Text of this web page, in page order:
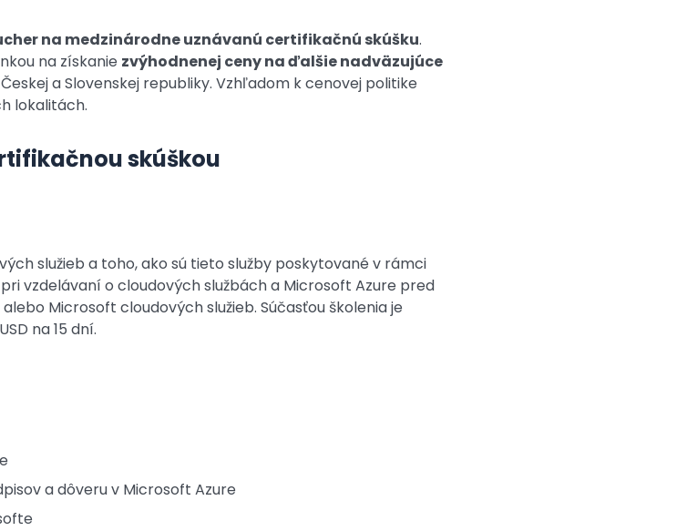
na medzinárodne uznávanú certifikačnú skúšku.
na získanie zvýhodnenej ceny na ďalšie nadväzujúce
a Slovenskej republiky. Vzhľadom k cenovej politike
lokalitách.
skúškou
služieb a toho, ako sú tieto služby poskytované v rámci
vzdelávaní o cloudových službách a Microsoft Azure pred
Microsoft cloudových služieb. Súčasťou školenia je
na 15 dní.
a dôveru v Microsoft Azure